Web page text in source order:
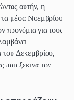
αυτήν, η
μέσα Νοεμβρίου
προνόμια για τους
του Δεκεμβρίου,
που ξεκινά τον